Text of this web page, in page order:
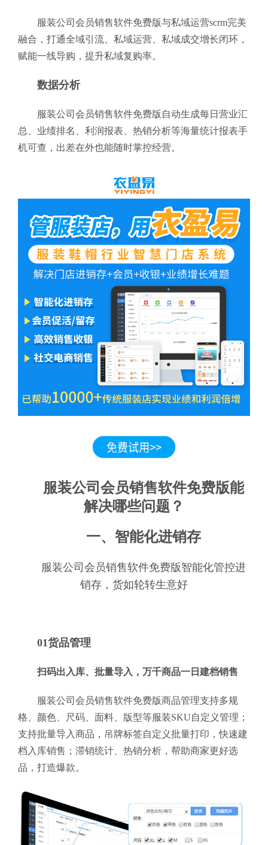
服装公司会员销售软件免费版与私域运营scrm完美
融合，打通全域引流、私域运营、私域成交增长闭环，
赋能一线导购，提升私域复购率。
数据分析
服装公司会员销售软件免费版自动生成每日营业汇
总、业绩排名、利润报表、热销分析等海量统计报表手
机可查，出差在外也能随时掌控经营。
服装公司会员销售软件免费版能
解决哪些问题？
一、智能化进销存
服装公司会员销售软件免费版智能化管控进
销存，货如轮转生意好
01货品管理
扫码出入库、批量导入，万千商品一日建档销售
服装公司会员销售软件免费版商品管理支持多规
格、颜色、尺码、面料、版型等服装SKU自定义管理；
支持批量导入商品，吊牌标签自定义批量打印，快速建
档入库销售；滞销统计、热销分析，帮助商家更好选
品，打造爆款。